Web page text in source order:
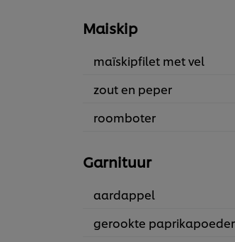
Maiskip
maïskipfilet met vel
zout en peper
roomboter
Garnituur
aardappel
gerookte paprikapoeder